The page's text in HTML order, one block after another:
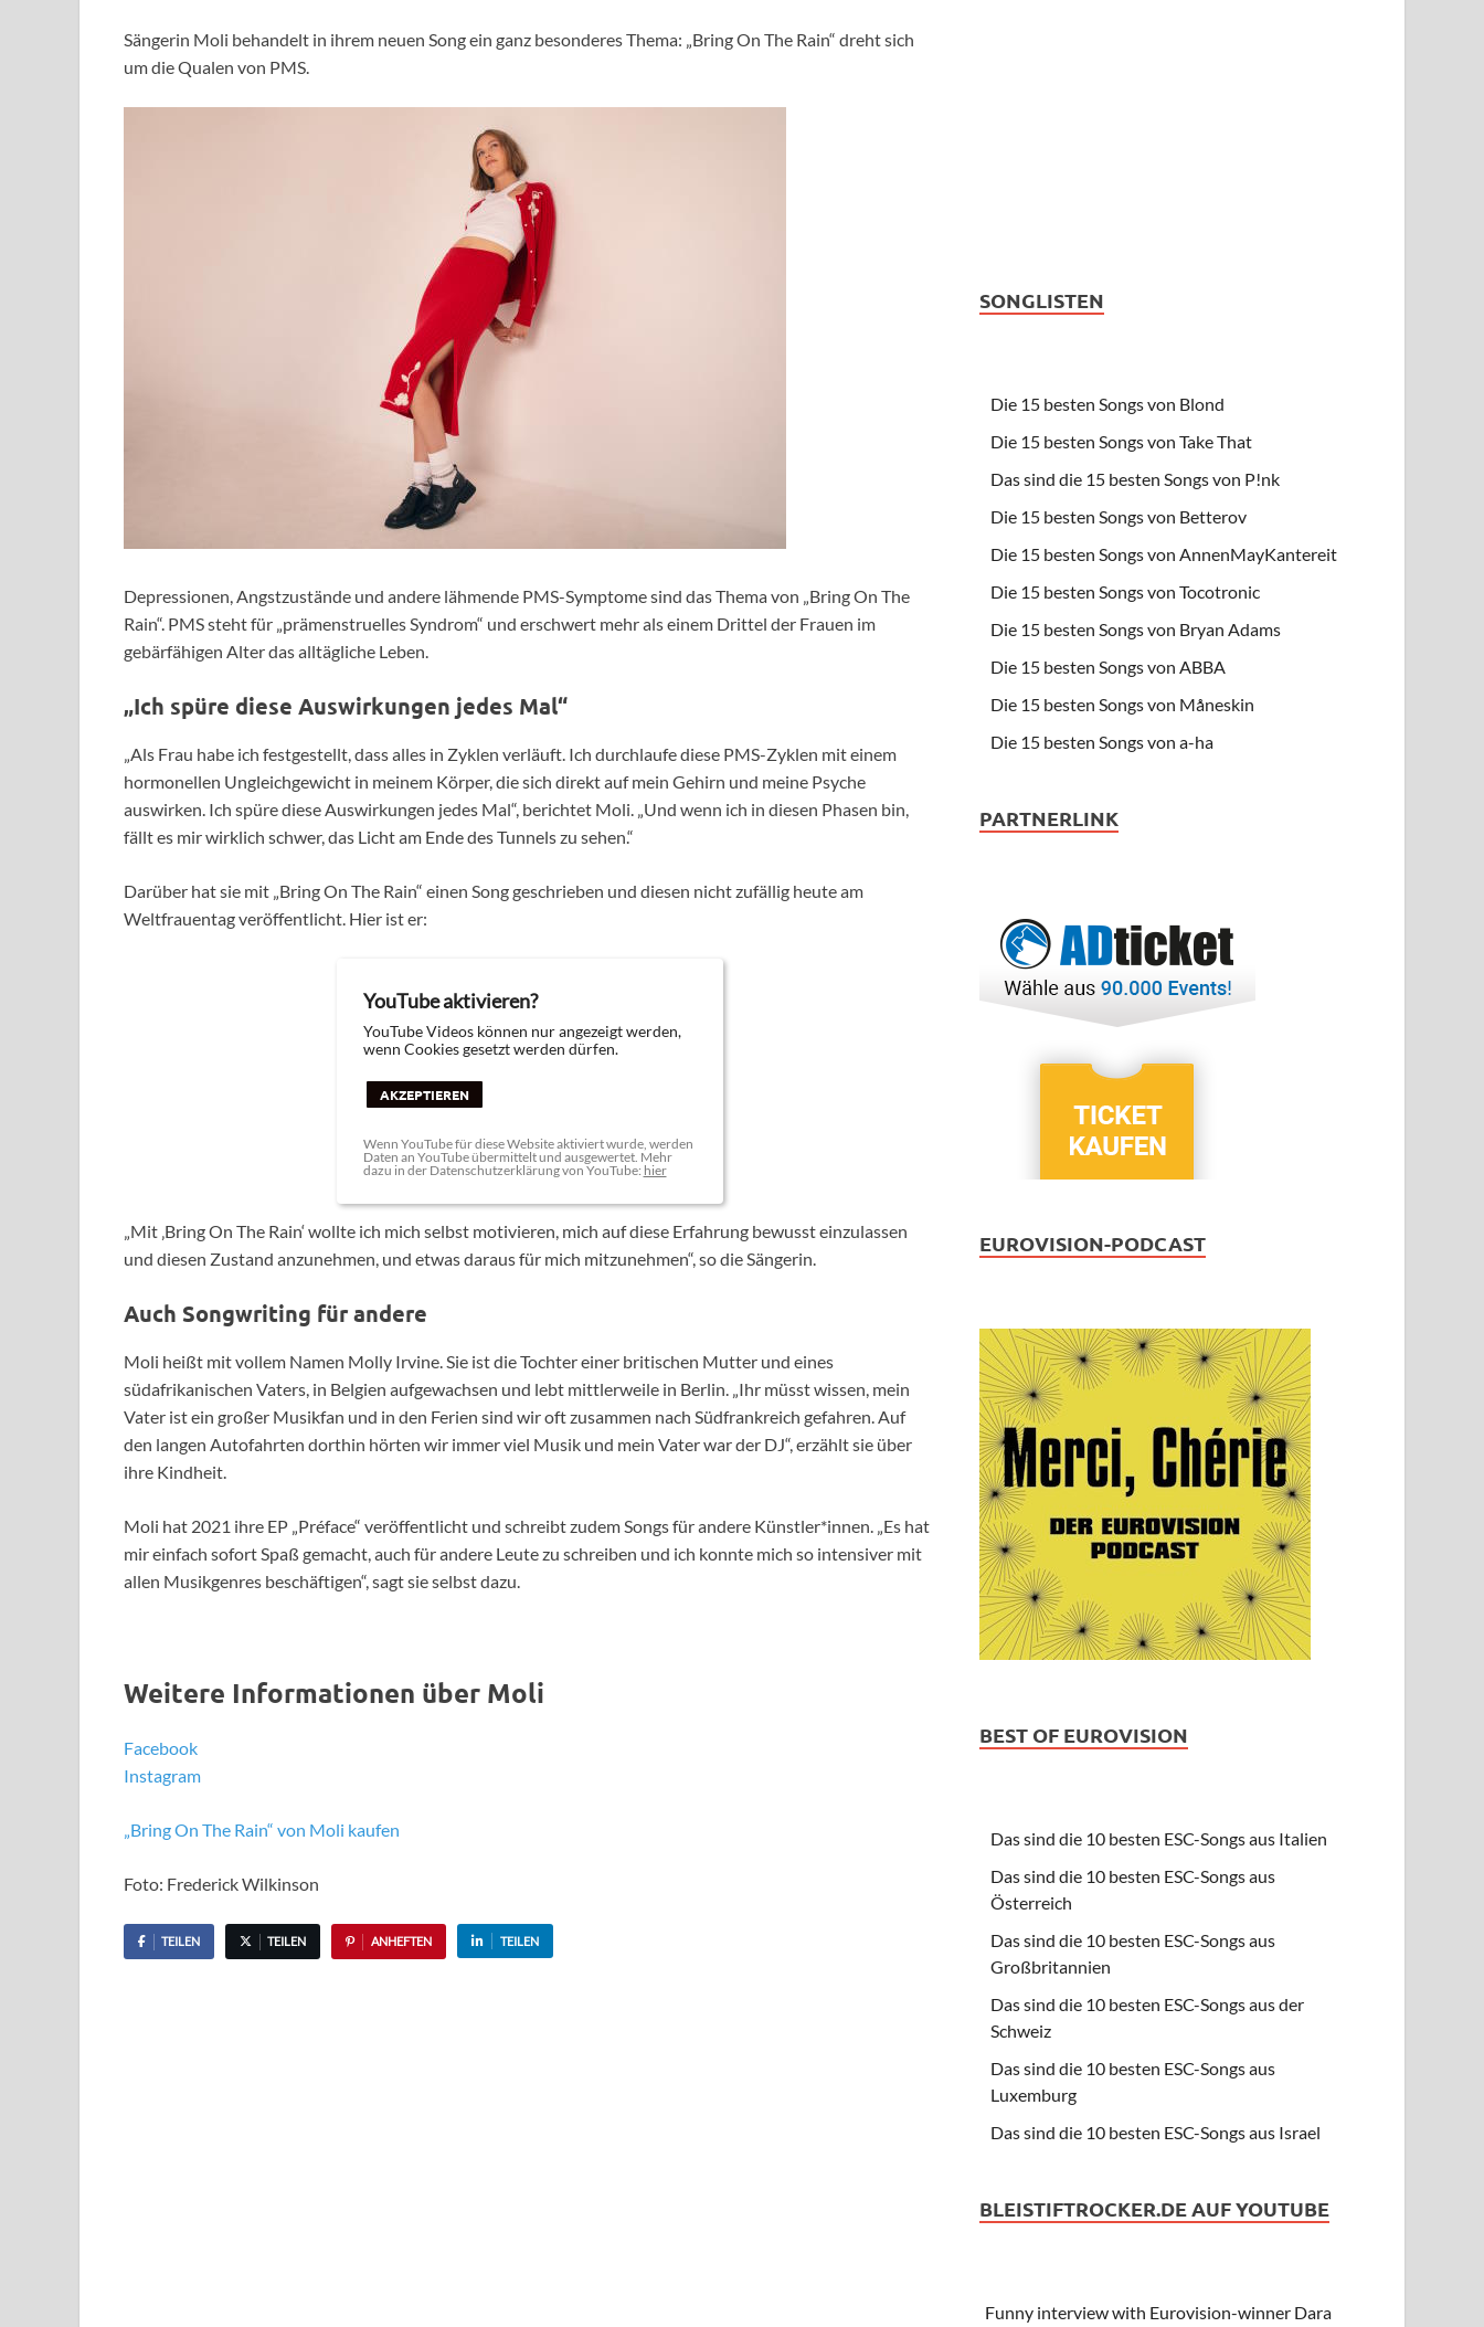
Sängerin Moli behandelt in ihrem neuen Song ein ganz besonderes Thema: „Bring On The Rain“ dreht sich
um die Qualen von PMS.
Depressionen, Angstzustände und andere lähmende PMS-Symptome sind das Thema von „Bring On The
Rain“. PMS steht für „prämenstruelles Syndrom“ und erschwert mehr als einem Drittel der Frauen im
gebärfähigen Alter das alltägliche Leben.
„Ich spüre diese Auswirkungen jedes Mal“
„Als Frau habe ich festgestellt, dass alles in Zyklen verläuft. Ich durchlaufe diese PMS-Zyklen mit einem
hormonellen Ungleichgewicht in meinem Körper, die sich direkt auf mein Gehirn und meine Psyche
auswirken. Ich spüre diese Auswirkungen jedes Mal“, berichtet Moli. „Und wenn ich in diesen Phasen bin,
fällt es mir wirklich schwer, das Licht am Ende des Tunnels zu sehen.“
Darüber hat sie mit „Bring On The Rain“ einen Song geschrieben und diesen nicht zufällig heute am
Weltfrauentag veröffentlicht. Hier ist er:
YouTube aktivieren?
YouTube Videos können nur angezeigt werden,
wenn Cookies gesetzt werden dürfen.
AKZEPTIEREN
Wenn YouTube für diese Website aktiviert wurde, werden
Daten an YouTube übermittelt und ausgewertet. Mehr
dazu in der Datenschutzerklärung von YouTube: hier
„Mit ‚Bring On The Rain‘ wollte ich mich selbst motivieren, mich auf diese Erfahrung bewusst einzulassen
und diesen Zustand anzunehmen, und etwas daraus für mich mitzunehmen“, so die Sängerin.
Auch Songwriting für andere
Moli heißt mit vollem Namen Molly Irvine. Sie ist die Tochter einer britischen Mutter und eines
südafrikanischen Vaters, in Belgien aufgewachsen und lebt mittlerweile in Berlin. „Ihr müsst wissen, mein
Vater ist ein großer Musikfan und in den Ferien sind wir oft zusammen nach Südfrankreich gefahren. Auf
den langen Autofahrten dorthin hörten wir immer viel Musik und mein Vater war der DJ“, erzählt sie über
ihre Kindheit.
Moli hat 2021 ihre EP „Préface“ veröffentlicht und schreibt zudem Songs für andere Künstler*innen. „Es hat
mir einfach sofort Spaß gemacht, auch für andere Leute zu schreiben und ich konnte mich so intensiver mit
allen Musikgenres beschäftigen“, sagt sie selbst dazu.
Weitere Informationen über Moli
Facebook
Instagram
„Bring On The Rain“ von Moli kaufen
Foto: Frederick Wilkinson
TEILEN TEILEN ANHEFTEN TEILEN
SONGLISTEN
Die 15 besten Songs von Blond
Die 15 besten Songs von Take That
Das sind die 15 besten Songs von P!nk
Die 15 besten Songs von Betterov
Die 15 besten Songs von AnnenMayKantereit
Die 15 besten Songs von Tocotronic
Die 15 besten Songs von Bryan Adams
Die 15 besten Songs von ABBA
Die 15 besten Songs von Måneskin
Die 15 besten Songs von a-ha
PARTNERLINK
EUROVISION-PODCAST
BEST OF EUROVISION
Das sind die 10 besten ESC-Songs aus Italien
Das sind die 10 besten ESC-Songs aus
Österreich
Das sind die 10 besten ESC-Songs aus
Großbritannien
Das sind die 10 besten ESC-Songs aus der
Schweiz
Das sind die 10 besten ESC-Songs aus
Luxemburg
Das sind die 10 besten ESC-Songs aus Israel
BLEISTIFTROCKER.DE AUF YOUTUBE
Funny interview with Eurovision-winner Dara